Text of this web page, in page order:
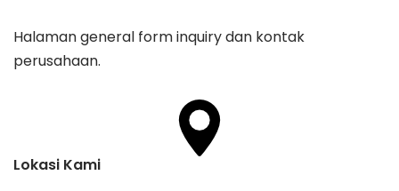
Halaman general form inquiry dan kontak
perusahaan.
Lokasi Kami